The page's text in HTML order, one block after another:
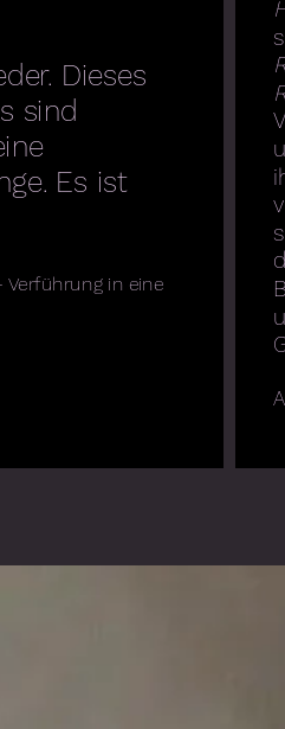
Dieses
sind
Es ist
Verführung in eine